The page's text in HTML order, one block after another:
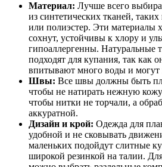
Материал: Лучше всего
из синтетических тканей,
или полиэстер. Эти материалы
сохнут, устойчивы к хлору и
гипоаллергенны. Натуральные
подходят для купания, так как
впитывают много воды и могут
Швы: Все швы должны быть
чтобы не натирать нежную
чтобы нитки не торчали, а
аккуратной.
Дизайн и крой: Одежда для
удобной и не сковывать
маленьких подойдут слитные
широкой резинкой на талии.